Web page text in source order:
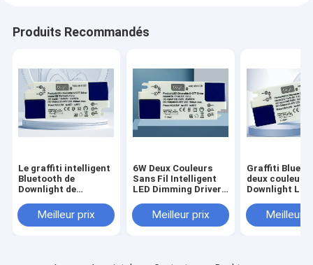
Produits Recommandés
Le graffiti intelligent
Bluetooth de
Downlight de
Dimmable de LED
sans fil bicolore
Meilleur prix
6W Deux Couleurs
Sans Fil Intelligent
LED Dimming Driver
Bluetooth
Meilleur prix
Graffiti
deux couleurs
Downlight LED
sans filMeilleur